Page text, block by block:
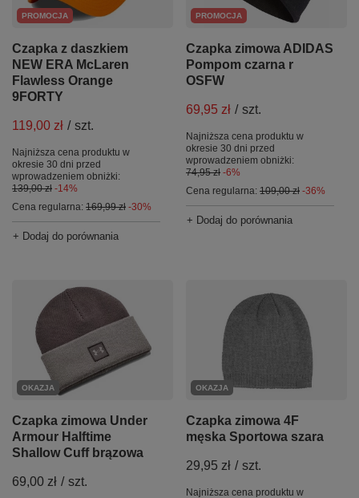
PROMOCJA
Czapka z daszkiem
NEW ERA McLaren
Flawless Orange
9FORTY
119,00 zł / szt.
Najniższa cena produktu w
okresie 30 dni przed
wprowadzeniem obniżki:
139,00 zł -14%
Cena regularna: 169,99 zł -30%
+ Dodaj do porównania
PROMOCJA
Czapka zimowa ADIDAS
Pompom czarna r
OSFW
69,95 zł / szt.
Najniższa cena produktu w
okresie 30 dni przed
wprowadzeniem obniżki:
74,95 zł -6%
Cena regularna: 109,00 zł -36%
+ Dodaj do porównania
OKAZJA
Czapka zimowa Under
Armour Halftime
Shallow Cuff brązowa
69,00 zł / szt.
OKAZJA
Czapka zimowa 4F
męska Sportowa szara
29,95 zł / szt.
Najniższa cena produktu w